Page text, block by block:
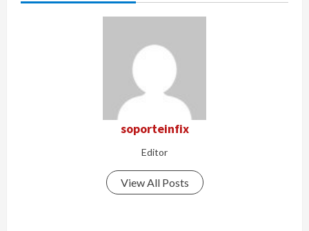
soporteinfix
Editor
View All Posts